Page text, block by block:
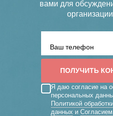
вами для
Я даю согласие на
персональных
Политикой
данных и